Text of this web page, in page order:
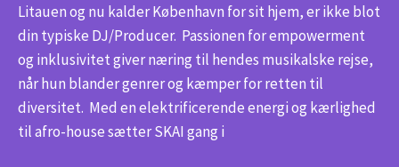
Litauen og nu kalder København for sit hjem, er ikke blot
din typiske DJ/Producer. Passionen for empowerment
og inklusivitet giver næring til hendes musikalske rejse,
når hun blander genrer og kæmper for retten til
diversitet. Med en elektrificerende energi og kærlighed
til afro-house sætter SKAI gang i